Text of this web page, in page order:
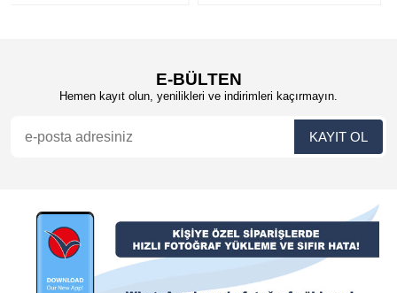
E-BÜLTEN
Hemen kayıt olun, yenilikleri ve indirimleri kaçırmayın.